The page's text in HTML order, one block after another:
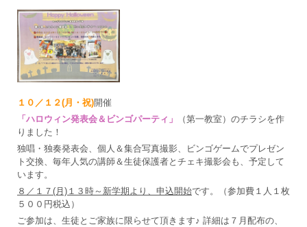
１０／１２(月・祝)開催
「ハロウィン発表会＆ビンゴパーティ」
（第一教室）のチラシを作
りました！
独唱・独奏発表会、個人＆集合写真撮影、ビンゴゲームでプレゼン
ト交換、毎年人気の講師＆生徒保護者とチェキ撮影会も、予定して
います。
８／１７(月)１３時～新学期より、申込開始です。（参加費１人１枚
５００円税込）
ご参加は、生徒とご家族に限らせて頂きます♪ 詳細は７月配布の、